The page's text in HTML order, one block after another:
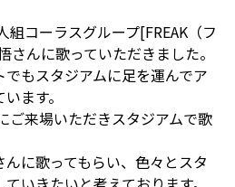
組コーラスグループ[FREAK（フ
さんに歌っていただきました。
もスタジアムに足を運んでア
ます。
ご来場いただきスタジアムで歌
に歌ってもらい、色々とスタ